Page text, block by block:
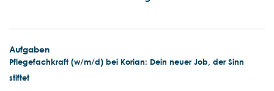
Aufgaben
Pflegefachkraft (w/m/d) bei Korian: Dein neuer Job, der Sinn
stiftet